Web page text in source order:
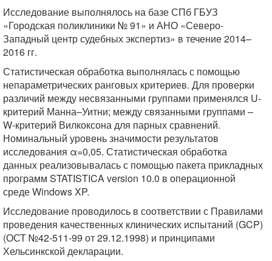
Исследование выполнялось на базе СПб ГБУЗ
«Городская поликлиники № 91» и АНО «Северо-
Западный центр судебных экспертиз» в течение 2014–
2016 гг.
Статистическая обработка выполнялась с помощью
непараметрических ранговых критериев. Для проверки
различий между несвязанными группами применялся U-
критерий Манна–Уитни; между связанными группами –
W-критерий Вилкоксона для парных сравнений.
Номинальный уровень значимости результатов
исследования α=0,05. Статистическая обработка
данных реализовывалась с помощью пакета прикладных
программ STATISTICA version 10.0 в операционной
среде Windows XP.
Исследование проводилось в соответствии с Правилами
проведения качественных клинических испытаний (GCP)
(ОСТ №42-511-99 от 29.12.1998) и принципами
Хельсинкской декларации.